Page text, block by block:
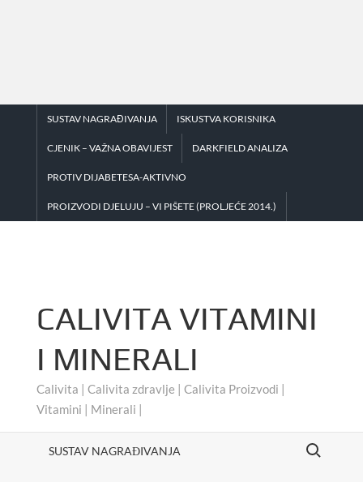
SUSTAV NAGRAĐIVANJA ISKUSTVA KORISNIKA
CJENIK – VAŽNA OBAVIJEST DARKFIELD ANALIZA
PROTIV DIJABETESA-AKTIVNO
PROIZVODI DJELUJU – VI PIŠETE (PROLJEĆE 2014.)
CALIVITA VITAMINI
I MINERALI
Calivita | Calivita zdravlje | Calivita Proizvodi |
Vitamini | Minerali |
SUSTAV NAGRAĐIVANJA
Search for: